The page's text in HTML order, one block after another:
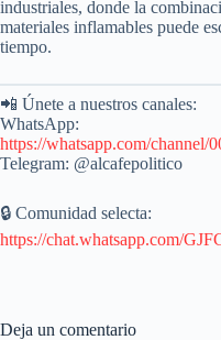
industriales, donde la
materiales inflamables puede
tiempo.
📲 Únete a nuestros canales:
WhatsApp:
https://whatsapp.com/
Telegram: @alcafepolitico
🔒 Comunidad selecta:
https://chat.whatsapp.com/
Deja un comentario